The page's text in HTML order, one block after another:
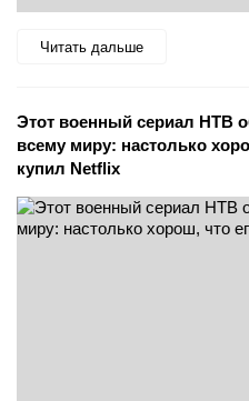
Читать дальше
Этот военный сериал НТВ
всему миру: настолько
купил Netflix